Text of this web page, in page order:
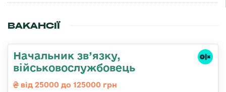
ВАКАНСІЇ
Начальник зв’язку,
військовослужбовець
від 25000 до 125000 грн